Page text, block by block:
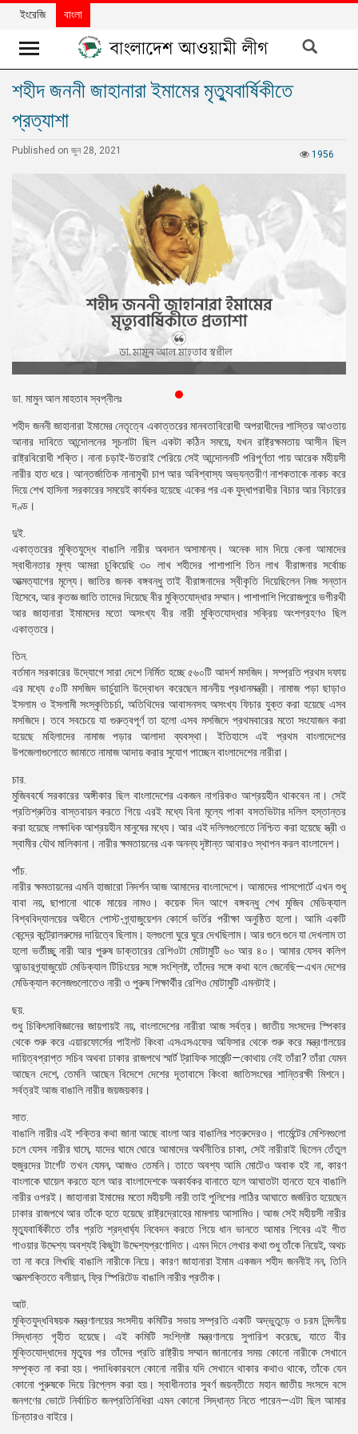
খবর
দলের
বিশেষ
প্রতিবেদন
মতামত
প্রেস
রিলিজ
প্রকাশনা
গ্যালারি
বিএনপি-
জামায়াত
সংগঠন
নির্বাচনী
ইশতেহার
ইংরেজি বাংলা
শহীদ জননী জাহানারা ইমামের মৃত্যুবার্ষিকীতে
প্রত্যাশা
1956
Published on জুন 28, 2021
ডা. মামুন আল মাহতাব স্বপ্নীলঃ
শহীদ জননী জাহানারা ইমামের নেতৃত্বে একাত্তরের মানবতাবিরোধী অপরাধীদের শাস্তির আওতায়
আনার দাবিতে আন্দোলনের সূচনাটা ছিল একটা কঠিন সময়ে, যখন রাষ্ট্রক্ষমতায় আসীন ছিল
রাষ্ট্রবিরোধী শক্তি। নানা চড়াই-উতরাই পেরিয়ে সেই আন্দোলনটি পরিপূর্ণতা পায় আরেক মহীয়সী
নারীর হাত ধরে। আন্তর্জাতিক নানামুখী চাপ আর অবিশ্বাস্য অভ্যন্তরীণ নাশকতাকে নাকচ করে
দিয়ে শেখ হাসিনা সরকারের সময়েই কার্যকর হয়েছে একের পর এক যুদ্ধাপরাধীর বিচার আর বিচারের
দণ্ড।
দুই.
একাত্তরের মুক্তিযুদ্ধে বাঙালি নারীর অবদান অসামান্য। অনেক দাম দিয়ে কেনা আমাদের
স্বাধীনতার মূল্য আমরা চুকিয়েছি ৩০ লাখ শহীদের পাশাপাশি তিন লাখ বীরাঙ্গনার সর্বোচ্চ
আত্মত্যাগের মূল্যে। জাতির জনক বঙ্গবন্ধু তাই বীরাঙ্গনাদের স্বীকৃতি দিয়েছিলেন নিজ সন্তান
হিসেবে, আর কৃতজ্ঞ জাতি তাদের দিয়েছে বীর মুক্তিযোদ্ধার সম্মান। পাশাপাশি পিরোজপুরে ভগীরথী
আর জাহানারা ইমামদের মতো অসংখ্য বীর নারী মুক্তিযোদ্ধার সক্রিয় অংশগ্রহণও ছিল
একাত্তরে।
তিন.
বর্তমান সরকারের উদ্যোগে সারা দেশে নির্মিত হচ্ছে ৫৬০টি আদর্শ মসজিদ। সম্প্রতি প্রথম দফায়
এর মধ্যে ৫০টি মসজিদ ভার্চুয়ালি উদ্বোধন করেছেন মাননীয় প্রধানমন্ত্রী। নামাজ পড়া ছাড়াও
ইসলাম ও ইসলামী সংস্কৃতিচর্চা, অতিথিদের আবাসনসহ অসংখ্য ফিচার যুক্ত করা হয়েছে এসব
মসজিদে। তবে সবচেয়ে যা গুরুত্বপূর্ণ তা হলো এসব মসজিদে প্রথমবারের মতো সংযোজন করা
হয়েছে মহিলাদের নামাজ পড়ার আলাদা ব্যবস্থা। ইতিহাসে এই প্রথম বাংলাদেশের
উপজেলাগুলোতে জামাতে নামাজ আদায় করার সুযোগ পাচ্ছেন বাংলাদেশের নারীরা।
চার.
মুজিববর্ষে সরকারের অঙ্গীকার ছিল বাংলাদেশের একজন নাগরিকও আশ্রয়হীন থাকবেন না। সেই
প্রতিশ্রুতির বাস্তবায়ন করতে গিয়ে এরই মধ্যে বিনা মূল্যে পাকা বসতভিটার দলিল হস্তান্তর
করা হয়েছে লক্ষাধিক আশ্রয়হীন মানুষের মধ্যে। আর এই দলিলগুলোতে নিশ্চিত করা হয়েছে স্ত্রী ও
স্বামীর যৌথ মালিকানা। নারীর ক্ষমতায়নের এক অনন্য দৃষ্টান্ত আবারও স্থাপন করল বাংলাদেশ।
পাঁচ.
নারীর ক্ষমতায়নের এমনি হাজারো নিদর্শন আজ আমাদের বাংলাদেশে। আমাদের পাসপোর্টে এখন শুধু
বাবা নয়, ছাপানো থাকে মায়ের নামও। কয়েক দিন আগে বঙ্গবন্ধু শেখ মুজিব মেডিক্যাল
বিশ্ববিদ্যালয়ের অধীনে পোস্ট-গ্র্যাজুয়েশন কোর্সে ভর্তির পরীক্ষা অনুষ্ঠিত হলো। আমি একটি
কেন্দ্রে কন্ট্রোলরুমের দায়িত্বে ছিলাম। হলগুলো ঘুরে ঘুরে দেখছিলাম। আর গুনে গুনে যা দেখলাম তা
হলো ভর্তীচ্ছু নারী আর পুরুষ ডাক্তারের রেশিওটা মোটামুটি ৬০ আর ৪০। আমার যেসব কলিগ
আন্ডারগ্র্যাজুয়েট মেডিক্যাল টিচিংয়ের সঙ্গে সংশ্লিষ্ট, তাঁদের সঙ্গে কথা বলে জেনেছি—এখন দেশের
মেডিক্যাল কলেজগুলোতেও নারী ও পুরুষ শিক্ষার্থীর রেশিও মোটামুটি এমনটাই।
ছয়.
শুধু চিকিৎসাবিজ্ঞানের জায়গায়ই নয়, বাংলাদেশের নারীরা আজ সর্বত্র। জাতীয় সংসদের স্পিকার
থেকে শুরু করে এয়ারফোর্সের পাইলট কিংবা এসএসএফের অফিসার থেকে শুরু করে মন্ত্রণালয়ের
দায়িত্বপ্রাপ্ত সচিব অথবা ঢাকার রাজপথে স্মার্ট ট্রাফিক সার্জেন্ট—কোথায় নেই তাঁরা? তাঁরা যেমন
আছেন দেশে, তেমনি আছেন বিদেশে দেশের দূতাবাসে কিংবা জাতিসংঘের শান্তিরক্ষী মিশনে।
সর্বত্রই আজ বাঙালি নারীর জয়জয়কার।
সাত.
বাঙালি নারীর এই শক্তির কথা জানা আছে বাংলা আর বাঙালির শত্রুদেরও। গার্মেন্টের মেশিনগুলো
চলে যেসব নারীর ঘামে, যাদের ঘামে ঘোরে আমাদের অর্থনীতির চাকা, সেই নারীরাই ছিলেন তেঁতুল
হুজুরদের টার্গেট তখন যেমন, আজও তেমনি। তাতে অবশ্য আমি মোটেও অবাক হই না, কারণ
বাংলাকে ঘায়েল করতে হলে আর বাংলাদেশকে অকার্যকর বানাতে হলে আঘাতটা হানতে হবে বাঙালি
নারীর ওপরই। জাহানারা ইমামের মতো মহীয়সী নারী তাই পুলিশের লাঠির আঘাতে জর্জরিত হয়েছেন
ঢাকার রাজপথে আর তাঁকে হতে হয়েছে রাষ্ট্রদ্রোহের মামলায় আসামিও। আজ সেই মহীয়সী নারীর
মৃত্যুবার্ষিকীতে তাঁর প্রতি শ্রদ্ধার্ঘ্য নিবেদন করতে গিয়ে ধান ভানতে আমার শিবের এই গীত
গাওয়ার উদ্দেশ্য অবশ্যই কিছুটা উদ্দেশ্যপ্রণোদিত। এমন দিনে লেখার কথা শুধু তাঁকে নিয়েই, অথচ
তা না করে লিখছি বাঙালি নারীকে নিয়ে। কারণ জাহানারা ইমাম একজন শহীদ জননীই নন, তিনি
আত্মশক্তিতে বলীয়ান, ফ্রি স্পিরিটেড বাঙালি নারীর প্রতীক।
আট.
মুক্তিযুদ্ধবিষয়ক মন্ত্রণালয়ের সংসদীয় কমিটির সভায় সম্প্রতি একটি অদ্ভুতুড়ে ও চরম নিন্দনীয়
সিদ্ধান্ত গৃহীত হয়েছে। এই কমিটি সংশ্লিষ্ট মন্ত্রণালয়ে সুপারিশ করেছে, যাতে বীর
মুক্তিযোদ্ধাদের মৃত্যুর পর তাঁদের প্রতি রাষ্ট্রীয় সম্মান জানানোর সময় কোনো নারীকে সেখানে
সম্পৃক্ত না করা হয়। পদাধিকারবলে কোনো নারীর যদি সেখানে থাকার কথাও থাকে, তাঁকে যেন
কোনো পুরুষকে দিয়ে রিপ্লেস করা হয়। স্বাধীনতার সুবর্ণ জয়ন্তীতে মহান জাতীয় সংসদে বসে
জনগণের ভোটে নির্বাচিত জনপ্রতিনিধিরা এমন কোনো সিদ্ধান্ত নিতে পারেন—এটা ছিল আমার
চিন্তারও বাইরে।